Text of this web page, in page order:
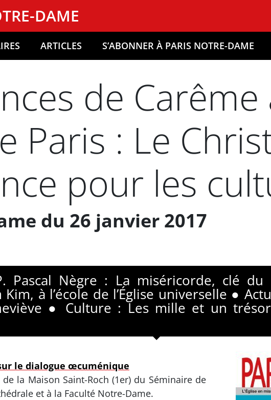
DAME
ARTICLES S’ABONNER À PARIS NOTRE-DAME
de
Paris : Le
pour les
du 26 janvier 2017
Pascal Nègre : La miséricorde, clé
à l’école de l’Église universelle ●
● Culture : Les mille et un
le dialogue œcuménique
la Maison Saint-Roch (1er) du Séminaire de
et à la Faculté Notre-Dame.